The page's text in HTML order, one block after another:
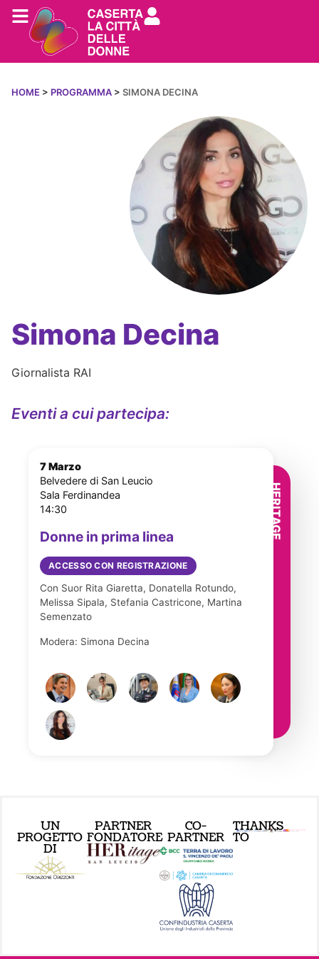
HOME > PROGRAMMA > SIMONA DECINA
Simona Decina
Giornalista RAI
Eventi a cui partecipa:
7 Marzo
Belvedere di San Leucio
Sala Ferdinandea
14:30
Donne in prima linea
ACCESSO CON REGISTRAZIONE
Con Suor Rita Giaretta, Donatella Rotundo,
Melissa Sipala, Stefania Castricone, Martina
Semenzato
Modera: Simona Decina
UN
PROGETTO
DI
PARTNER
FONDATORE
CO-
PARTNER
THANKS
TO